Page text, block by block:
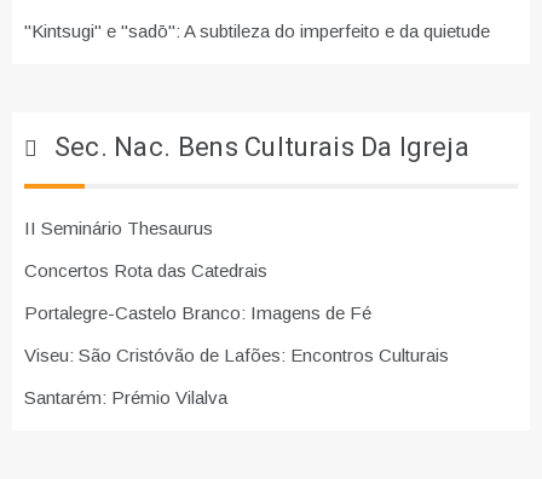
"Kintsugi" e "sadō": A subtileza do imperfeito e da quietude
Sec. Nac. Bens Culturais Da Igreja
II Seminário Thesaurus
Concertos Rota das Catedrais
Portalegre-Castelo Branco: Imagens de Fé
Viseu: São Cristóvão de Lafões: Encontros Culturais
Santarém: Prémio Vilalva